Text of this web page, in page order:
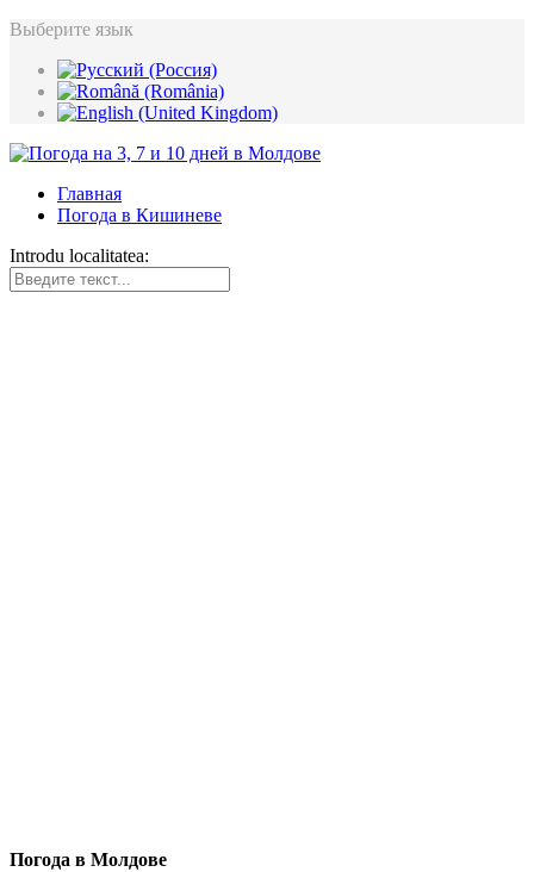
Выберите язык
Главная
Погода в Кишиневе
Introdu localitatea:
Погода в Молдове